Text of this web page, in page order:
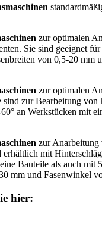
zur optimalen
Sie sind geeignet
von 0,5-20
zur optimalen
sind zur Bearbeitung
an Werkstücken mit
zur Anarbeitung
mit
Bauteile als auch
mm und Fasenwinkel
hier: